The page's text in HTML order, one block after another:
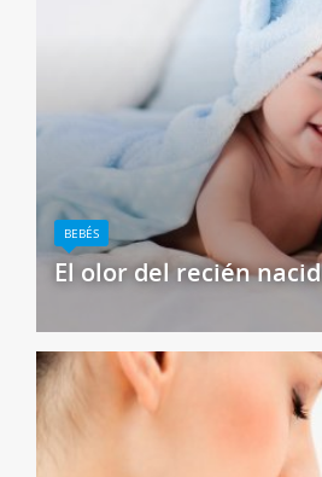
BEBÉS
El olor del recién